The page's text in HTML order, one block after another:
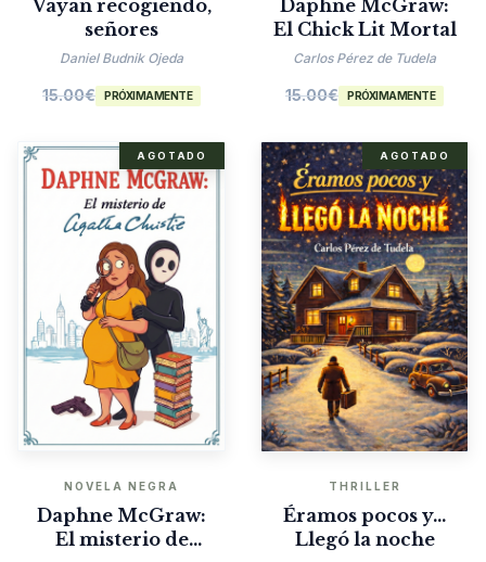
Vayan recogiendo,
señores
Daniel Budnik Ojeda
15.00€ PRÓXIMAMENTE
Daphne McGraw:
El Chick Lit Mortal
Carlos Pérez de Tudela
15.00€ PRÓXIMAMENTE
AGOTADO
NOVELA NEGRA
Daphne McGraw:
El misterio de
AGOTADO
THRILLER
Éramos pocos y…
Llegó la noche